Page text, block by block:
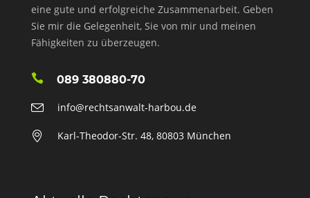
eine gute und erfolgreiche Zusammenarbeit. Geben
Sie mir die Gelegenheit, Sie von mir und meinen
Fähigkeiten zu überzeugen.
089 380880-70
info@rechtsanwalt-harbou.de
Karl-Theodor-Str. 48, 80803 München